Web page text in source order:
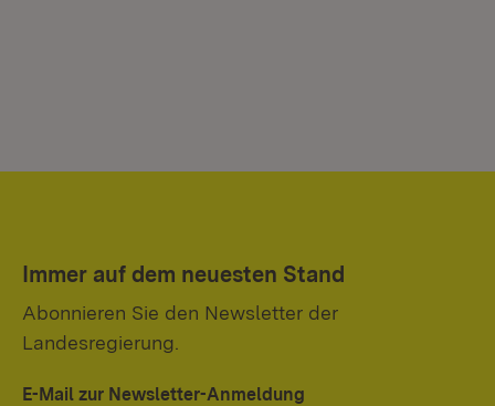
Immer auf dem neuesten Stand
Abonnieren Sie den Newsletter der
Landesregierung.
E-Mail zur Newsletter-Anmeldung